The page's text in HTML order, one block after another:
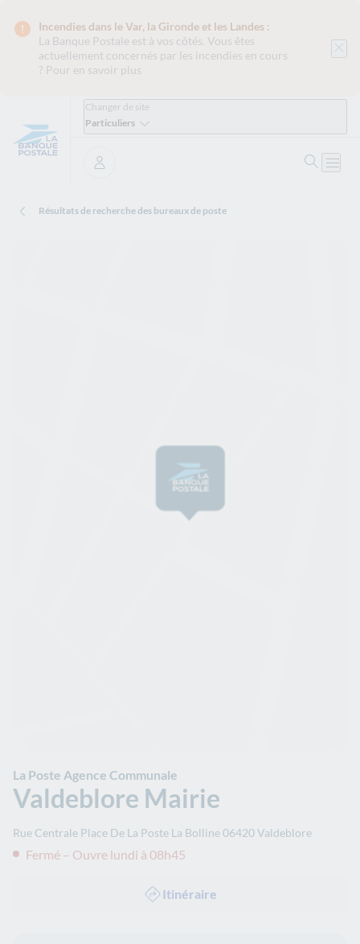
Incendies dans le Var, la Gironde et les Landes :
La Banque Postale est à vos côtés. Vous êtes
actuellement concernés par les incendies en cours
? Pour en savoir plus
Changer de site
Particuliers
Se connecter
Résultats de recherche des bureaux de poste
La Poste Agence Communale
Valdeblore Mairie
Rue Centrale Place De La Poste La Bolline06420Valdeblore
Fermé – Ouvre lundi à 08h45
Itinéraire